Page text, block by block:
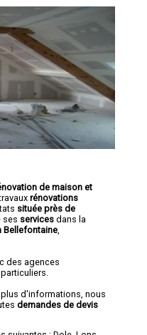
de maison et
rénovations
située près de
ses services dans la
Bellefontaine
des agences
d'informations, nous
demandes de devis